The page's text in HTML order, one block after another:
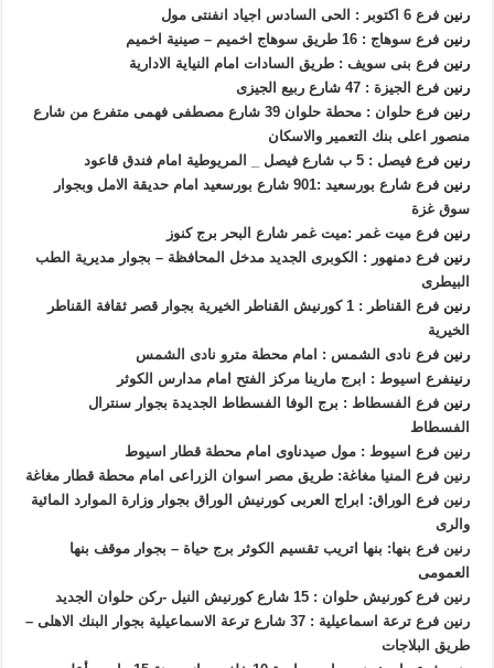
رنينفرع 6 اكتوبر : الحى السادس اجياد انفنتى مول
رنينفرع سوهاج : 16 طريق سوهاج اخميم – صينية اخميم
رنينفرع بنى سويف : طريق السادات امام النياية الادارية
رنينفرع الجيزة : 47 شارع ربيع الجيزى
رنين
فرع حلوان : محطة حلوان 39 شارع مصطفى فهمى متفرع من شارع
منصور اعلى بنك التعمير والاسكان
رنينفرع فيصل : 5 ب شارع فيصل _ المريوطية امام فندق قاعود
رنين
فرع شارع بورسعيد :901 شارع بورسعيد امام حديقة الامل وبجوار
سوق غزة
رنينفرع ميت غمر :ميت غمر شارع البحر برج كنوز
رنينفرع دمنهور : الكوبرى الجديد مدخل المحافظة – بجوار مديرية الطب
البيطرى
رنين
فرع القناطر : 1 كورنيش القناطر الخيرية بجوار قصر ثقافة القناطر
الخيرية
رنينفرع نادى الشمس : امام محطة مترو نادى الشمس
رنينفرع اسيوط : ابرج مارينا مركز الفتح امام مدارس الكوثر
رنينفرع الفسطاط : برج الوفا الفسطاط الجديدة بجوار سنترال
الفسطاط
رنين فرع اسيوط : مول صيدناوى امام محطة قطار اسيوط
رنين فرع المنيا مغاغة: طريق مصر اسوان الزراعى امام محطة قطار مغاغة
رنين فرع الوراق: ابراج العربى كورنيش الوراق بجوار وزارة الموارد المائية
والرى
رنين فرع بنها: بنها اتريب تقسيم الكوثر برج حياة – بجوار موقف بنها
العمومى
رنين فرع كورنيش حلوان : 15 شارع كورنيش النيل -ركن حلوان الجديد
رنين فرع ترعة اسماعيلية : 37 شارع ترعة الاسماعيلية بجوار البنك الاهلى –
طريق البلاجات